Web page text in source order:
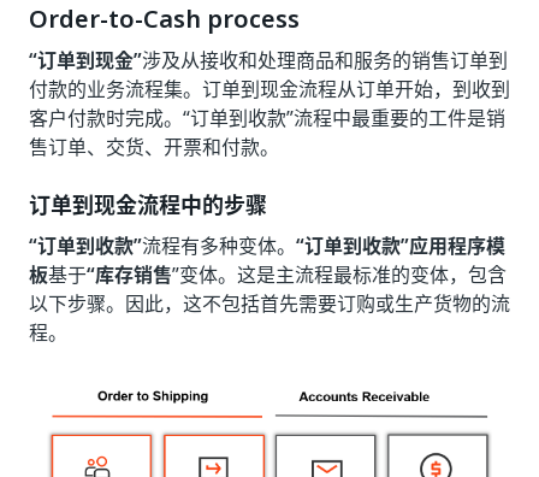
Order-to-Cash process
“订单到现金”涉及从接收和处理商品和服务的销售订单到
付款的业务流程集。订单到现金流程从订单开始，到收到
客户付款时完成。“订单到收款”流程中最重要的工件是销
售订单、交货、开票和付款。
订单到现金流程中的步骤
“订单到收款”流程有多种变体。 “订单到收款”应用程序模
板基于“库存销售”变体。这是主流程最标准的变体，包含
以下步骤。因此，这不包括首先需要订购或生产货物的流
程。